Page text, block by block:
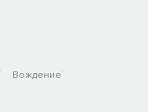
Вождение